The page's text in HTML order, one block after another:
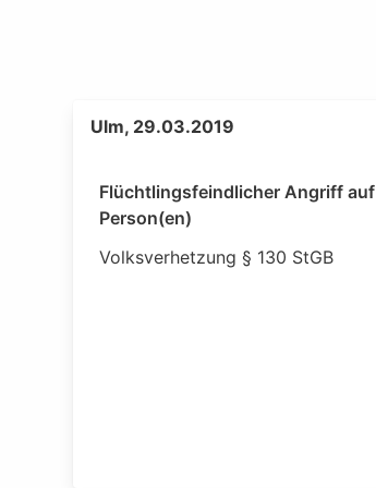
Ulm, 29.03.2019
Flüchtlingsfeindlicher Angriff auf
Person(en)
Volksverhetzung § 130 StGB